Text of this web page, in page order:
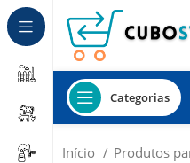
Categorias
Início Produtos